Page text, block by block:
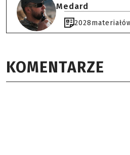
Medard
2028
KOMENTARZE